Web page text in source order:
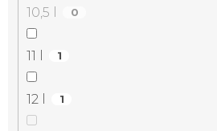
10,5 l 0
11 l 1
12 l 1